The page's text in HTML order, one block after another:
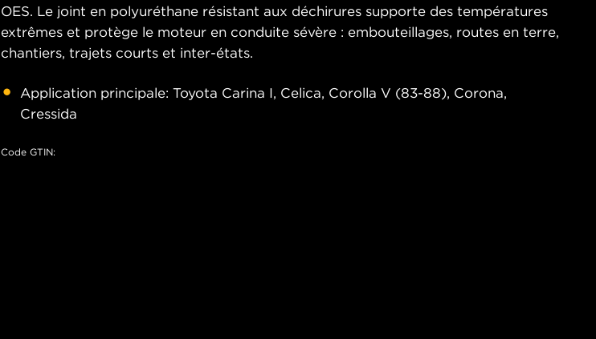
OES. Le joint en polyuréthane résistant aux déchirures supporte des températures
extrêmes et protège le moteur en conduite sévère : embouteillages, routes en terre,
chantiers, trajets courts et inter-états.
Application principale: Toyota Carina I, Celica, Corolla V (83-88), Corona,
Cressida
Code GTIN: